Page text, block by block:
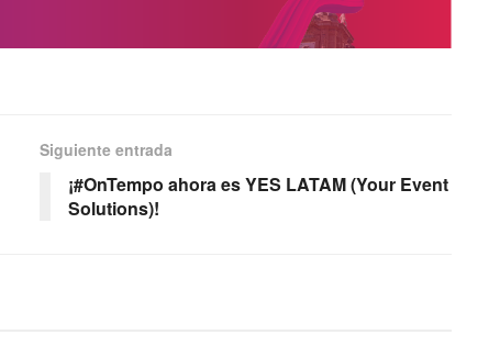
Siguiente entrada
¡#OnTempo ahora es YES LATAM (Your Event
Solutions)!